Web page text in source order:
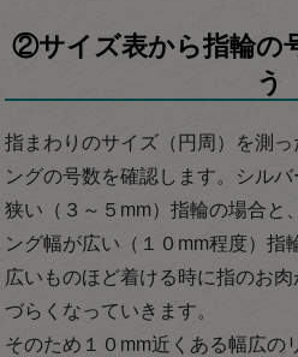
②サイズ表から指輪の
う
指まわりのサイズ（円周）を測
ングの号数を確認します。シル
狭い（３～５mm）指輪の場合と
ング幅が広い（１０mm程度）指
広いものほど着ける時に指のお
づらくなっていきます。
そのため１０mm近くある幅広の